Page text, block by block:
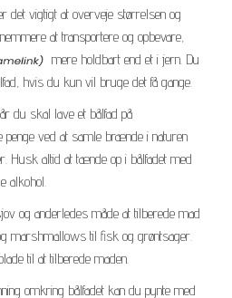
vigtigt at overveje størrelsen og
at transportere og opbevare,
mere holdbart end et i jern. Du
hvis du kun vil bruge det få gange.
du skal lave et bålfad på
penge ved at samle brænde i naturen
Husk altid at tænde op i bålfadet med
alkohol.
og anderledes måde at tilberede mad
marshmallows til fisk og grøntsager.
til at tilberede maden.
omkring bålfadet kan du pynte med